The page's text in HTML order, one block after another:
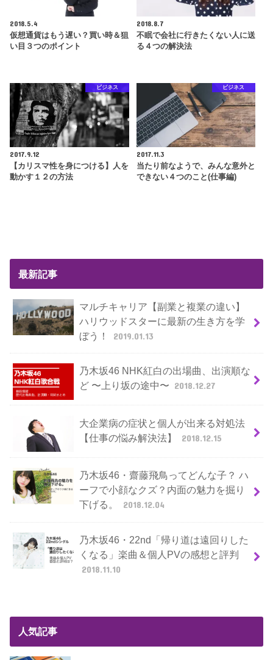
2018.5.4
仮想通貨はもう遅い？買い時＆狙
い目３つのポイント
2018.8.7
不眠で会社に行きたくない人に送
る４つの解決法
ビジネス
2017.9.12
【カリスマ性を身につける】人を
動かす１２の方法
ビジネス
2017.11.3
当たり前なようで、みんな意外と
できない４つのこと(仕事編)
最新記事
マルチキャリア【副業と複業の違い】
ハリウッドスターに最新の生き方を学
ぼう！
2019.01.13
乃木坂46 NHK紅白の出場曲、出演順な
ど 〜上り坂の途中〜 2018.12.27
大企業病の症状と個人が出来る対処法
【仕事の悩み解決法】
2018.12.15
乃木坂46・齋藤飛鳥ってどんな子？ ハ
ーフで小顔なクズ？内面の魅力を掘り
下げる。
2018.12.04
乃木坂46・22nd「帰り道は遠回りした
くなる」楽曲＆個人PVの感想と評判
2018.11.10
人気記事